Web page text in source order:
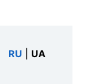
RU UA